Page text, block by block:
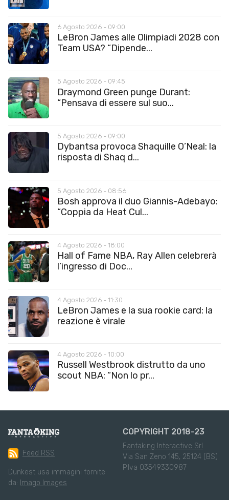
6 Agosto 2026 - 09:00
LeBron James alle Olimpiadi 2028 con
Team USA? “Dipende...
5 Agosto 2026 - 09:45
Draymond Green punge Durant:
“Pensava di essere sul suo...
5 Agosto 2026 - 09:00
Dybantsa provoca Shaquille O’Neal: la
risposta di Shaq d...
5 Agosto 2026 - 08:56
Bosh approva il duo Giannis-Adebayo:
“Coppia da Heat Cul...
4 Agosto 2026 - 18:00
Hall of Fame NBA, Ray Allen celebrerà
l’ingresso di Doc...
4 Agosto 2026 - 11:30
LeBron James e la sua rookie card: la
reazione è virale
4 Agosto 2026 - 10:00
Russell Westbrook distrutto da uno
scout NBA: “Non lo pr...
Feed RSS
Dunkest usa immagini fornite
da: Imago Images
COPYRIGHT 2018-23
Fantaking Interactive Srl
Via San Zeno 145, 25124 (BS)
P.Iva 03549330987